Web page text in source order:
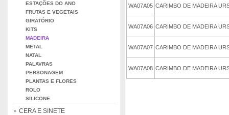
ESTAÇÕES DO ANO
FRUTAS E VEGETAIS
GIRATÓRIO
KITS
MADEIRA
METAL
NATAL
PALAVRAS
PERSONAGEM
PLANTAS E FLORES
ROLO
SILICONE
CERA E SINETE
WA07A05 CARIMBO DE MADEIRA
WA07A06 CARIMBO DE MADEIRA
WA07A07 CARIMBO DE MADEIRA
WA07A08 CARIMBO DE MADEIRA